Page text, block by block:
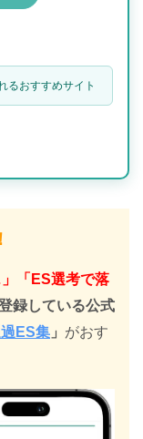
るおすすめサイト
「ES選考で落
録している公式
ES集 」 がおす